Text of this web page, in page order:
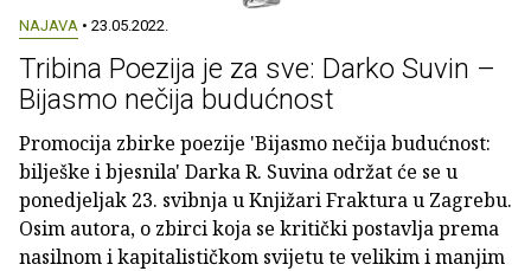
NAJAVA • 23.05.2022.
Tribina Poezija je za sve: Darko Suvin –
Bijasmo nečija budućnost
Promocija zbirke poezije 'Bijasmo nečija budućnost:
bilješke i bjesnila' Darka R. Suvina održat će se u
ponedjeljak 23. svibnja u Knjižari Fraktura u Zagrebu.
Osim autora, o zbirci koja se kritički postavlja prema
nasilnom i kapitalističkom svijetu te velikim i manjim